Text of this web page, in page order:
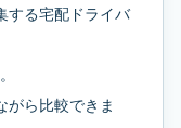
する宅配ドライバ
がら比較できま